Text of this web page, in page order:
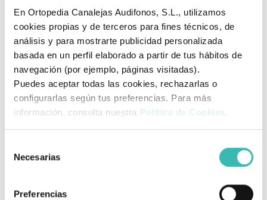
En Ortopedia Canalejas Audifonos, S.L., utilizamos
cookies propias y de terceros para fines técnicos, de
análisis y para mostrarte publicidad personalizada
basada en un perfil elaborado a partir de tus hábitos de
navegación (por ejemplo, páginas visitadas).
Puedes aceptar todas las cookies, rechazarlas o
configurarlas según tus preferencias. Para más
información, consulta nuestra Política de Cookies .
Necesarias
Preferencias
para ser utilizado durante la actividad física y el deporte.